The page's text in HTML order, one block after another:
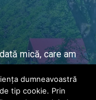
mică, care am
dumneavoastră
tip cookie. Prin